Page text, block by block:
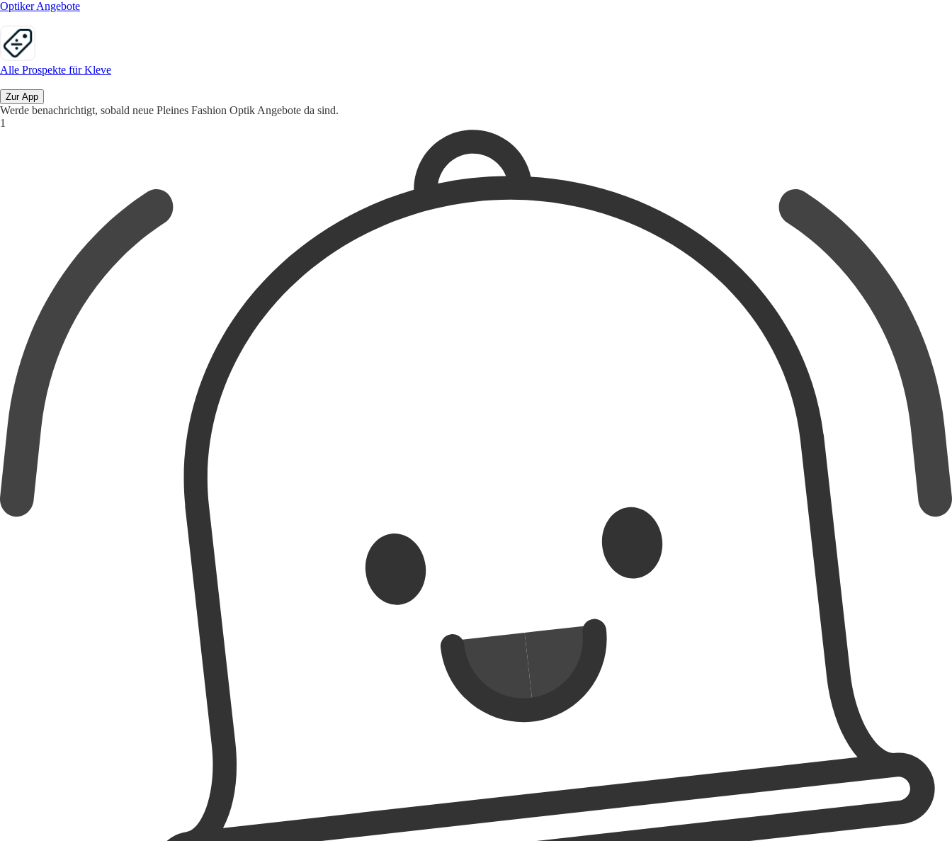
Optiker Angebote
Alle Prospekte für Kleve
Zur App
Werde benachrichtigt, sobald neue Pleines Fashion Optik Angebote da sind.